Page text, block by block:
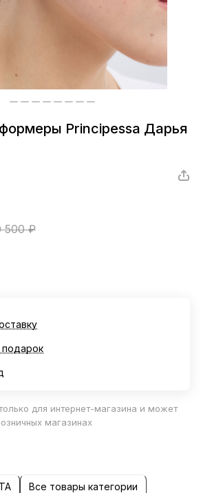
Principessa Дарья
500 ₽
подарок
для интернет-магазина и может
магазинах
Все товары категории